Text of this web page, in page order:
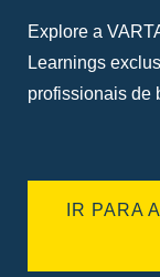
Explore a
Learnings
profissionais de
IR PARA